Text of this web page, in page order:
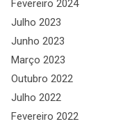
Fevereiro 2024
Julho 2023
Junho 2023
Março 2023
Outubro 2022
Julho 2022
Fevereiro 2022